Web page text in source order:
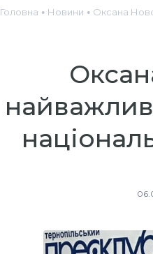
Головна ● Новини ● Оксана